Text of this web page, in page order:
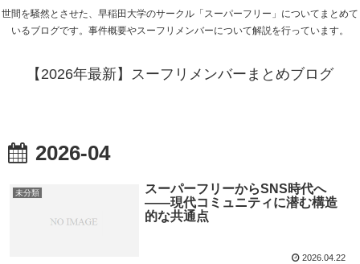
世間を騒然とさせた、早稲田大学のサークル「スーパーフリー」についてまとめて
いるブログです。事件概要やスーフリメンバーについて解説を行っています。
【2026年最新】スーフリメンバーまとめブログ
2026-04
未分類
スーパーフリーからSNS時代へ
――現代コミュニティに潜む構造
的な共通点
2026.04.22